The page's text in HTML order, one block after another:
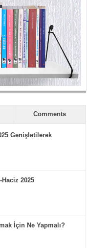
Comments
Genişletilerek
2025
İçin Ne Yapmalı?